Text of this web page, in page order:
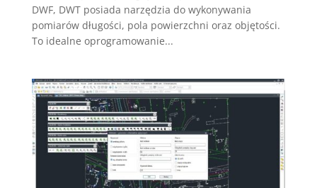
DWF, DWT posiada narzędzia do wykonywania
pomiarów długości, pola powierzchni oraz objętości.
To idealne oprogramowanie...